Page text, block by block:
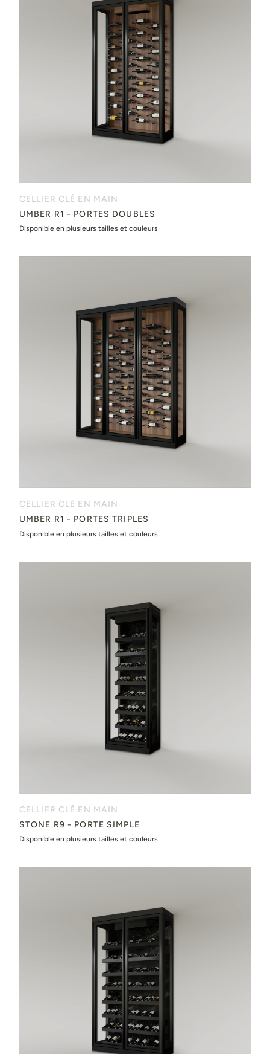
CELLIER CLÉ EN MAIN
UMBER R1 - PORTES DOUBLES
Disponible en plusieurs tailles et couleurs
CELLIER CLÉ EN MAIN
UMBER R1 - PORTES TRIPLES
Disponible en plusieurs tailles et couleurs
CELLIER CLÉ EN MAIN
STONE R9 - PORTE SIMPLE
Disponible en plusieurs tailles et couleurs